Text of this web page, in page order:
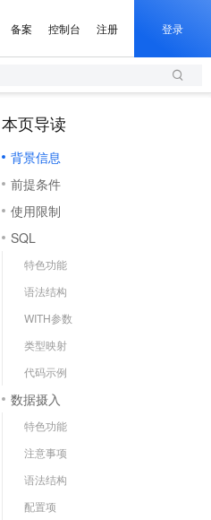
备案 控制台 注册 登录
本页导读
背景信息
前提条件
使用限制
SQL
特色功能
语法结构
WITH参数
类型映射
代码示例
数据摄入
特色功能
注意事项
语法结构
配置项
语音识别与合成
NEW
用服务器
书管理服务（原SSL证书）
站 HTTPS，呈现可信的 Web 访问
务
Agents：拥有专属领域专家
打造一站式影视创作平台
坊：一站式动画创作平台
连贯的高质量长漫剧
署网站，快速应用到小程序
力先锋
践拓展 AI 生产力的边界
布时刻
即是所愿
营
到进阶，Agent 创客手把手教你
速
业务场景，专享组合折扣价
产品，从模型到应用全链提效
加速计划
享，达量后返
阿里云 OPC 创新助力计划
Token 补贴，五大权
益加速 OPC 成功
务
册
伴合作计划
服务伙伴赋能合作
用分合作计划
持
伴培训与认证
作伙伴
作伙伴管理后台
社区
馈
们
聘